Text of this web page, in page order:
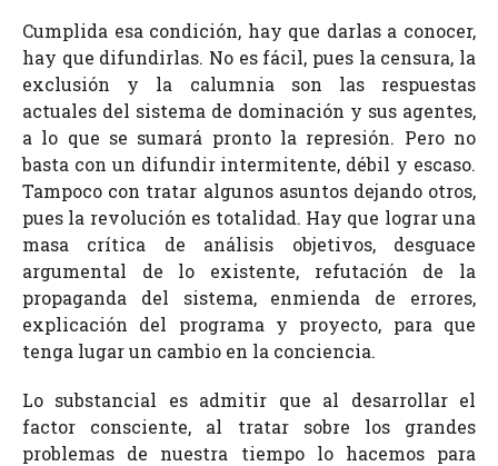
Cumplida esa condición, hay que darlas a conocer,
hay que difundirlas. No es fácil, pues la censura, la
exclusión y la calumnia son las respuestas
actuales del sistema de dominación y sus agentes,
a lo que se sumará pronto la represión. Pero no
basta con un difundir intermitente, débil y escaso.
Tampoco con tratar algunos asuntos dejando otros,
pues la revolución es totalidad. Hay que lograr una
masa crítica de análisis objetivos, desguace
argumental de lo existente, refutación de la
propaganda del sistema, enmienda de errores,
explicación del programa y proyecto, para que
tenga lugar un cambio en la conciencia.
Lo substancial es admitir que al desarrollar el
factor consciente, al tratar sobre los grandes
problemas de nuestra tiempo lo hacemos para